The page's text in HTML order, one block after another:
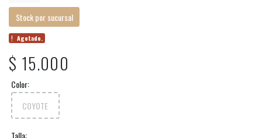
Stock por sucursal
Agotado.
$ 15.000
Color:
COYOTE
Talla: